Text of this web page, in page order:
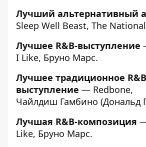
Лучший альтернативный
Sleep Well Beast, The
Лучшее R&B-выступление
I Like, Бруно Марс.
Лучшее традиционное
выступление — Redbone,
Чайлдиш Гамбино (Дональд
Лучшая R&B-композиция
Like, Бруно Марс.